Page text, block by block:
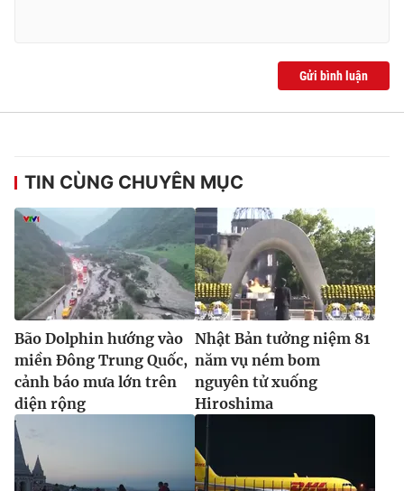
Gửi bình luận
TIN CÙNG CHUYÊN MỤC
Bão Dolphin hướng vào
miền Đông Trung Quốc,
cảnh báo mưa lớn trên
diện rộng
Nhật Bản tưởng niệm 81
năm vụ ném bom
nguyên tử xuống
Hiroshima